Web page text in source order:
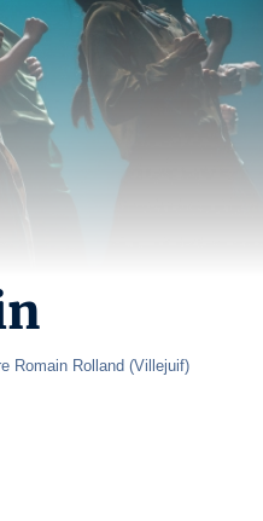
Romain Rolland (Villejuif)